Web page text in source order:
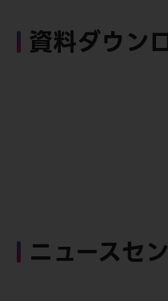
資料ダウン
ニュースセ